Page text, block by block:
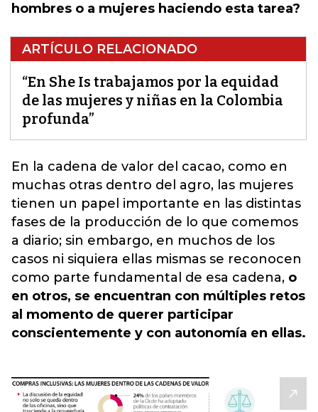
hombres o a mujeres haciendo esta tarea?
ARTÍCULO RELACIONADO
“En She Is trabajamos por la equidad
de las mujeres y niñas en la Colombia
profunda”
En la cadena de valor del cacao, como en
muchas otras dentro del agro, las mujeres
tienen un papel importante en las distintas
fases de la producción de lo que comemos
a diario; sin embargo, en muchos de los
casos ni siquiera ellas mismas se reconocen
como parte fundamental de esa cadena, o
en otros, se encuentran con múltiples retos
al momento de querer participar
conscientemente y con autonomía en ellas.